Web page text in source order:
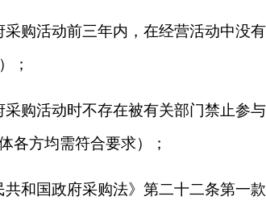
采购活动前三年内，在经营活动中
；
采购活动时不存在被有关部门禁止
各方均需符合要求）；
共和国政府采购法》第二十二条第